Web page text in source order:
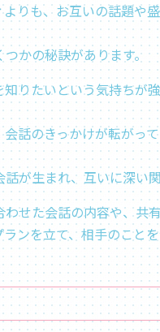
りも、お互いの話題や
かの秘訣があります。
りたいという気持ちが
話のきっかけが転がっ
が生まれ、互いに深い
せた会話の内容や、共
ンを立て、相手のこと